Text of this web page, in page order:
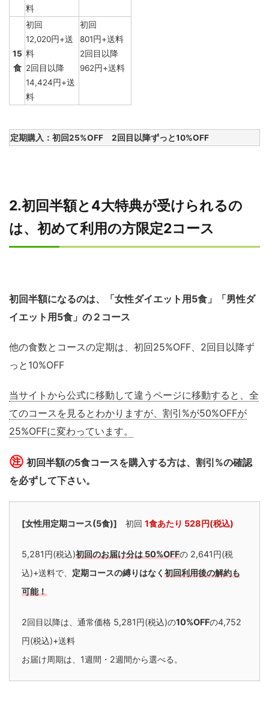
料
15
食
初回
12,020円+送
料
2回目以降
14,424円+送
料
初回
801円+送料
2回目以降
962円+送料
定期購入：初回25%OFF 2回目以降ずっと10%OFF
2.初回半額と4大特典が受けられるの
は、初めて利用の方限定2コース
初回半額になるのは、「女性ダイエット用5食」「男性ダ
イエット用5食」の２コース
他の食数とコースの定期は、初回25%OFF、2回目以降ず
っと10%OFF
当サイトから公式に移動して違うページに移動すると、全
てのコースを見るとわかりますが、割引%が50%OFFが
25%OFFに変わっています。
㊟ 初回半額の5食コースを購入する方は、割引%の確認
を必ずして下さい。
[女性用定期コース(5食)] 初回 1食あたり 528円(税込)
5,281円(税込)初回のお届け分は 50%OFFの 2,641円(税
込)+送料で、 定期コースの縛りはなく 初回利用後の解約も
可能！
2回目以降は、通常価格 5,281円(税込)の10%OFFの4,752
円(税込)+送料
お届け周期は、1週間・2週間から選べる。